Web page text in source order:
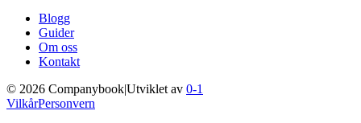
Blogg
Guider
Om oss
Kontakt
© 2026 Companybook|Utviklet av 0-1
VilkårPersonvern